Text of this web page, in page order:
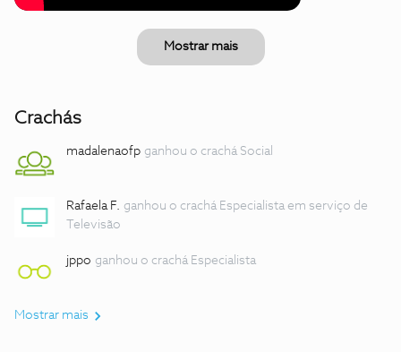
Mostrar mais
Crachás
madalenaofp ganhou o crachá Social
Rafaela F. ganhou o crachá Especialista em serviço de
Televisão
jppo ganhou o crachá Especialista
Mostrar mais